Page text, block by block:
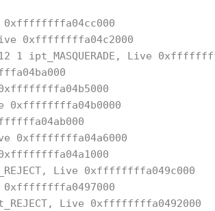
0xffffffffa04cc000
Live 0xffffffffa04c2000
1 ipt_MASQUERADE, Live
0xffffffffa04b0000
0xffffffffa04a6000
0xffffffffa04a1000
Live 0xffffffffa049c000
0xffffffffa0497000
Live 0xffffffffa0492000